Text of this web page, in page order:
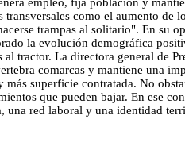
como el aumento de
trampas al solitario". En su
la evolución demográfica
tractor. La directora general de
comarcas y mantiene una
superficie contratada. No
que pueden bajar. En ese
red laboral y una identidad